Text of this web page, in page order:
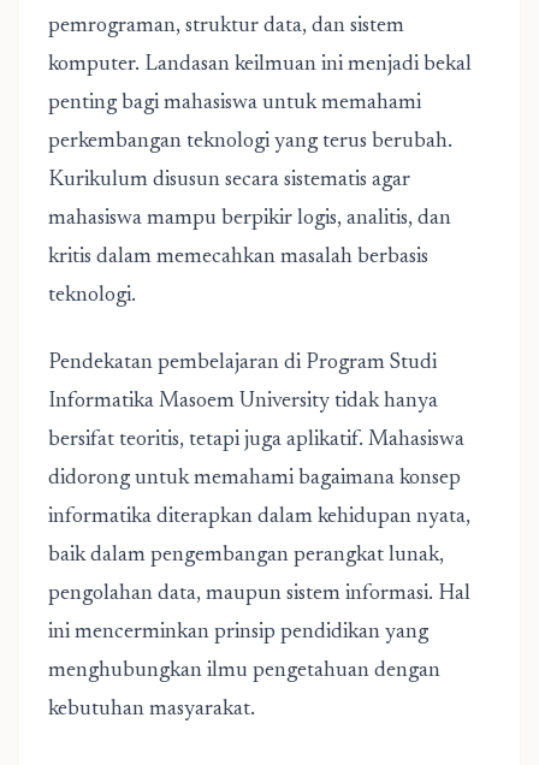
pemrograman, struktur data, dan sistem
komputer. Landasan keilmuan ini menjadi bekal
penting bagi mahasiswa untuk memahami
perkembangan teknologi yang terus berubah.
Kurikulum disusun secara sistematis agar
mahasiswa mampu berpikir logis, analitis, dan
kritis dalam memecahkan masalah berbasis
teknologi.
Pendekatan pembelajaran di Program Studi
Informatika Masoem University tidak hanya
bersifat teoritis, tetapi juga aplikatif. Mahasiswa
didorong untuk memahami bagaimana konsep
informatika diterapkan dalam kehidupan nyata,
baik dalam pengembangan perangkat lunak,
pengolahan data, maupun sistem informasi. Hal
ini mencerminkan prinsip pendidikan yang
menghubungkan ilmu pengetahuan dengan
kebutuhan masyarakat.